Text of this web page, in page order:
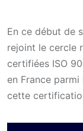
En ce début de
rejoint le cercle
certifiées ISO
en France
cette